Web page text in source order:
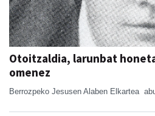
Otoitzaldia, larunbat
omenez
Berrozpeko Jesusen Alaben Elkartea